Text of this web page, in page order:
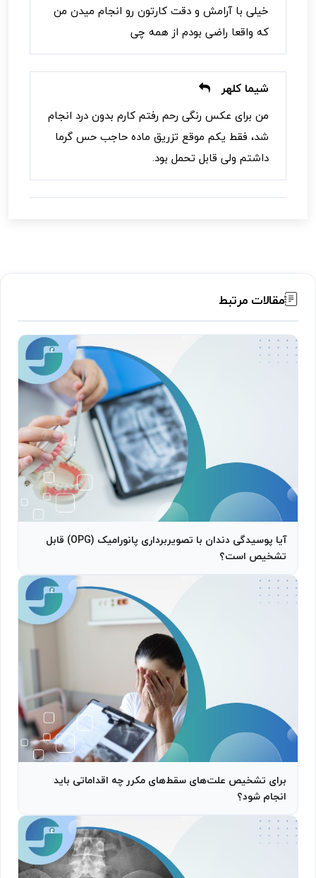
خیلی با آرامش و دقت کارتون رو انجام میدن من
که واقعا راضی بودم از همه چی
شیما کلهر
من برای عکس رنگی رحم رفتم کارم بدون درد انجام
شد، فقط یکم موقع تزریق ماده حاجب حس گرما
داشتم ولی قابل تحمل بود.
مقالات مرتبط
آیا پوسیدگی دندان با تصویربرداری پانورامیک (OPG) قابل
تشخیص است؟
برای تشخیص علت‌های سقط‌های مکرر چه اقداماتی باید
انجام شود؟